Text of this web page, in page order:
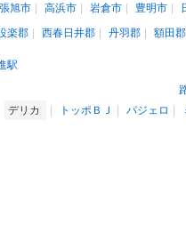
旭市 高浜市 岩倉市 豊明市
楽郡 西春日井郡 丹羽郡 額田郡
駅
デリカ トッポＢＪ パジェロ